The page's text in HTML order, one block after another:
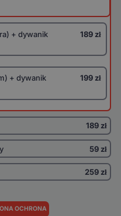
+ dywanik
189 zł
+ dywanik
199 zł
189 zł
59 zł
259 zł
OCHRONA